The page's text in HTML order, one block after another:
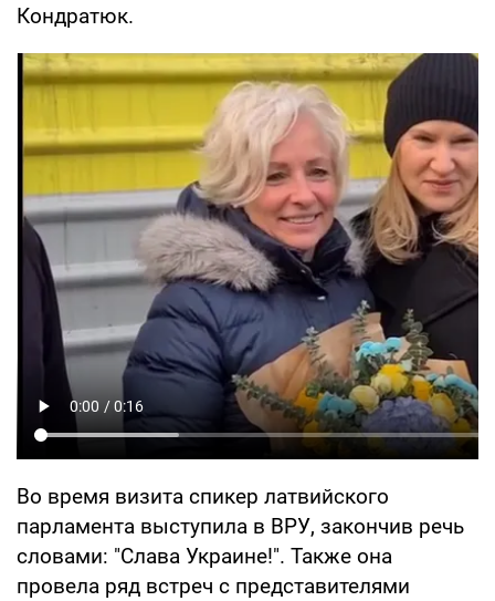
Кондратюк.
Во время визита спикер латвийского
парламента выступила в ВРУ, закончив речь
словами: "Слава Украине!". Также она
провела ряд встреч с представителями